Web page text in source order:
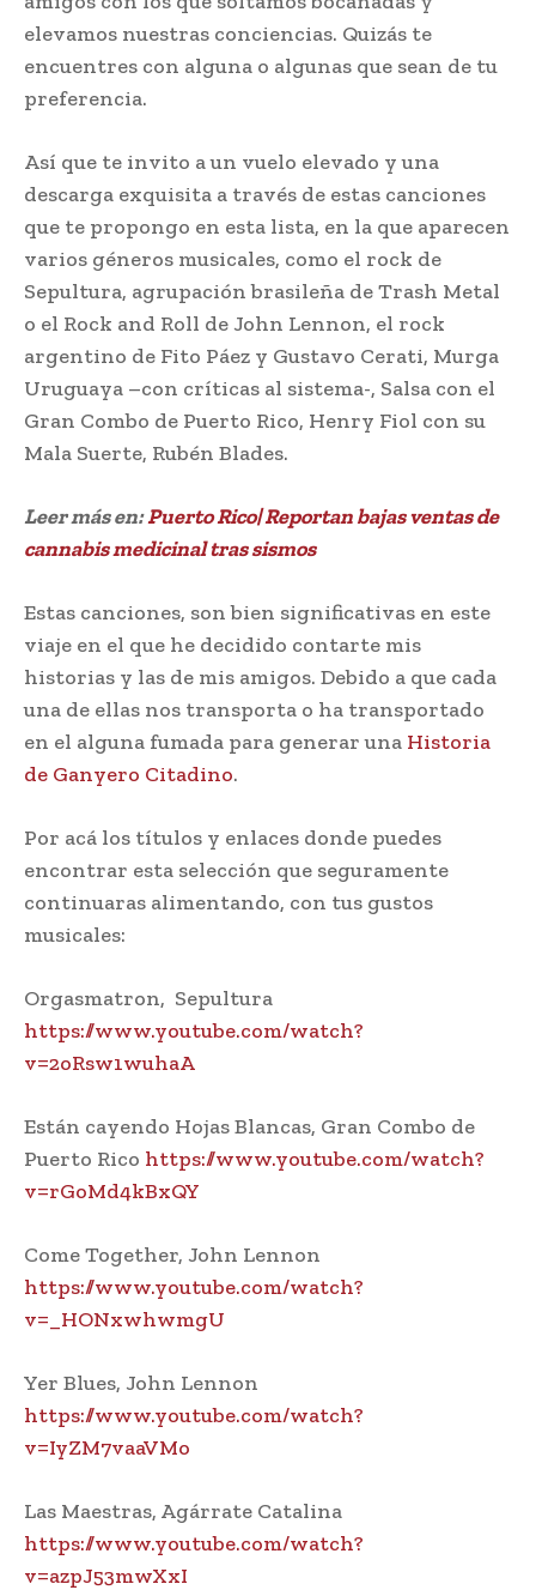
elevamos nuestras conciencias. Quizás te
encuentres con alguna o algunas que sean de tu
preferencia.
Así que te invito a un vuelo elevado y una
descarga exquisita a través de estas canciones
que te propongo en esta lista, en la que aparecen
varios géneros musicales, como el rock de
Sepultura, agrupación brasileña de Trash Metal
o el Rock and Roll de John Lennon, el rock
argentino de Fito Páez y Gustavo Cerati, Murga
Uruguaya –con críticas al sistema-, Salsa con el
Gran Combo de Puerto Rico, Henry Fiol con su
Mala Suerte, Rubén Blades.
Leer más en:Puerto Rico| Reportan bajas ventas de
cannabis medicinal tras sismos
Estas canciones, son bien significativas en este
viaje en el que he decidido contarte mis
historias y las de mis amigos. Debido a que cada
una de ellas nos transporta o ha transportado
en el alguna fumada para generar una Historia
de Ganyero Citadino.
Por acá los títulos y enlaces donde puedes
encontrar esta selección que seguramente
continuaras alimentando, con tus gustos
musicales:
Orgasmatron, Sepultura
https://www.youtube.com/watch?
v=2oRsw1wuhaA
Están cayendo Hojas Blancas, Gran Combo de
Puerto Rico https://www.youtube.com/watch?
v=rGoMd4kBxQY
Come Together, John Lennon
https://www.youtube.com/watch?
v=_HONxwhwmgU
Yer Blues, John Lennon
https://www.youtube.com/watch?
v=IyZM7vaaVMo
Las Maestras, Agárrate Catalina
https://www.youtube.com/watch?
v=azpJ53mwXxI